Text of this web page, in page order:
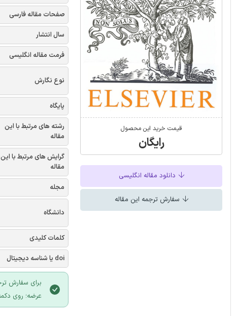
قیمت خرید این محصول
رایگان
دانلود مقاله انگلیسی
سفارش ترجمه این مقاله
صفحات مقاله فارسی
سال انتشار
فرمت مقاله انگلیسی
نوع نگارش
پایگاه
رشته های مرتبط با این
مقاله
گرایش های مرتبط با این
مقاله
مجله
دانشگاه
کلمات کلیدی
doi یا شناسه دیجیتال
برای سفارش
عرضه؛ روی